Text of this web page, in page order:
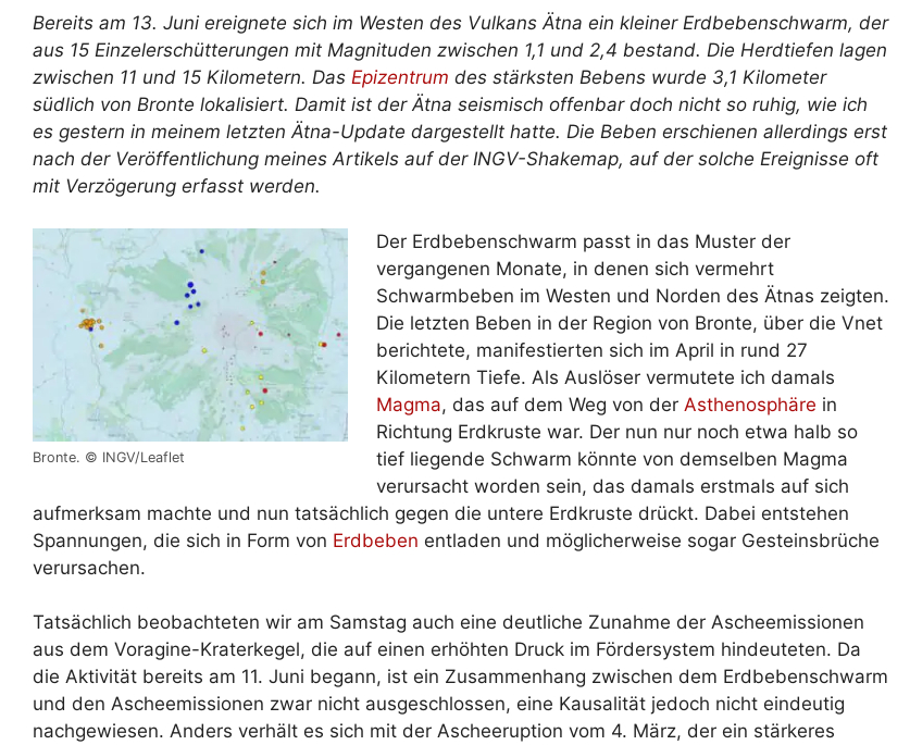
Bereits am 13. Juni ereignete sich im Westen des Vulkans Ätna ein kleiner Erdbebenschwarm, der
aus 15 Einzelerschütterungen mit Magnituden zwischen 1,1 und 2,4 bestand. Die Herdtiefen lagen
zwischen 11 und 15 Kilometern. Das Epizentrum des stärksten Bebens wurde 3,1 Kilometer
südlich von Bronte lokalisiert. Damit ist der Ätna seismisch offenbar doch nicht so ruhig, wie ich
es gestern in meinem letzten Ätna-Update dargestellt hatte. Die Beben erschienen allerdings erst
nach der Veröffentlichung meines Artikels auf der INGV-Shakemap, auf der solche Ereignisse oft
mit Verzögerung erfasst werden.
Bronte. © INGV/Leaflet
Der Erdbebenschwarm passt in das Muster der
vergangenen Monate, in denen sich vermehrt
Schwarmbeben im Westen und Norden des Ätnas zeigten.
Die letzten Beben in der Region von Bronte, über die Vnet
berichtete, manifestierten sich im April in rund 27
Kilometern Tiefe. Als Auslöser vermutete ich damals
Magma, das auf dem Weg von der Asthenosphäre in
Richtung Erdkruste war. Der nun nur noch etwa halb so
tief liegende Schwarm könnte von demselben Magma
verursacht worden sein, das damals erstmals auf sich
aufmerksam machte und nun tatsächlich gegen die untere Erdkruste drückt. Dabei entstehen
Spannungen, die sich in Form von Erdbeben entladen und möglicherweise sogar Gesteinsbrüche
verursachen.
Tatsächlich beobachteten wir am Samstag auch eine deutliche Zunahme der Ascheemissionen
aus dem Voragine-Kraterkegel, die auf einen erhöhten Druck im Fördersystem hindeuteten. Da
die Aktivität bereits am 11. Juni begann, ist ein Zusammenhang zwischen dem Erdbebenschwarm
und den Ascheemissionen zwar nicht ausgeschlossen, eine Kausalität jedoch nicht eindeutig
nachgewiesen. Anders verhält es sich mit der Ascheeruption vom 4. März, der ein stärkeres